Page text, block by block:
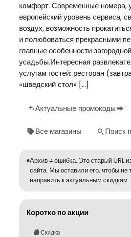
комфорт. Современные номера,
европейский уровень сервиса,
воздух, возможность
и полюбоваться прекрасными
главные особенности загородной
усадьбы.Интересная
услугам гостей: ресторан
«шведский стол» […]
Актуальные промокоды
Все магазины Поиск
Архив ≠ ошибка. Это старый URL
сайта. Мы оставили его, чтобы не
направить к актуальным скидкам.
Коротко по акции
Скидка